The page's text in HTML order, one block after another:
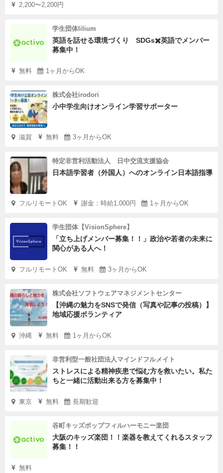
2,200〜2,200円
学生団体lilium
英語を話せる環境づくり SDGs✖️英語でメンバー
募集中！
無料 1ヶ月からOK
株式会社irodori
小中学生向けオンライン学習サポーター
滋賀 無料 3ヶ月からOK
特定非営利活動法人 日中交流支援協会
日本語学習者（外国人）へのオンライン日本語指導
フルリモートOK 謝金：時給1,000円 1ヶ月からOK
学生団体【VisionSphere】
「立ち上げメンバー募集！！」政治や若者の未来に
関心がある人へ！
フルリモートOK 無料 3ヶ月からOK
株式会社ソフトウェアマネジメントセンター
【沖縄の魅力をSNSで発信（写真や記事の投稿）】
地域応援ボランティア
沖縄 無料 1ヶ月からOK
非営利型一般社団法人マインドフルメイト
ストレスによる精神疾患で悩む方を救いたい。私た
ちと一緒に活動出来る方を募集中！
東京 無料 長期歓迎
谷町キッズポップフィルハーモニー楽団
大阪のキッズ楽団！！楽器を教えてくれるスタッフ
募集！！
無料